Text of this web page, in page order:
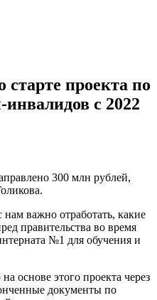
проекта по
с 2022
300 млн рублей,
важно отработать, какие
правительства во время
№1 для обучения и
основе этого проекта через
документы по